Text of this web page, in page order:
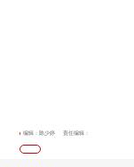
编辑：陈少婷 责任编辑：